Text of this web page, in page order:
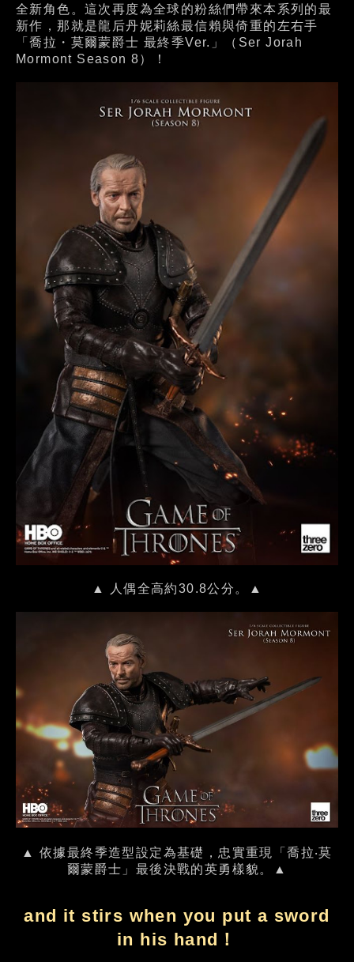
全新角色。這次再度為全球的粉絲們帶來本系列的最
新作，那就是龍后丹妮莉絲最信賴與倚重的左右手
「喬拉・莫爾蒙爵士 最終季Ver.」（Ser Jorah
Mormont Season 8）！
▲ 人偶全高約30.8公分。▲
▲ 依據最終季造型設定為基礎，忠實重現「喬拉‧莫
爾蒙爵士」最後決戰的英勇樣貌。▲
and it stirs when you put a sword
in his hand！